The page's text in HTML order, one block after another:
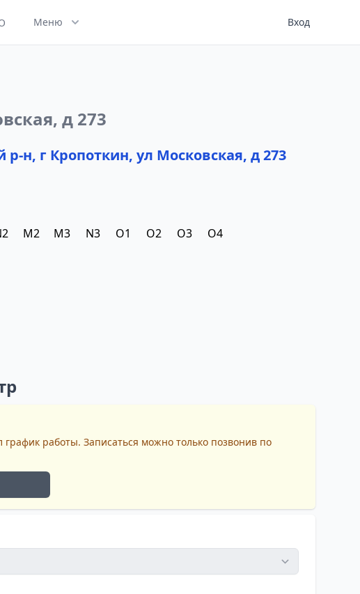
Меню Вход
д 273
н, г Кропоткин, ул Московская, д 273
M2 M3 N3 O1 O2 O3 O4
график работы. Записаться можно только позвонив по